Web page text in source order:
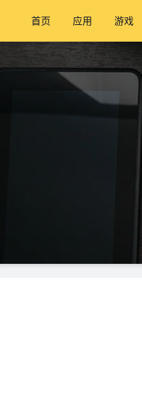
首页 应用 游戏